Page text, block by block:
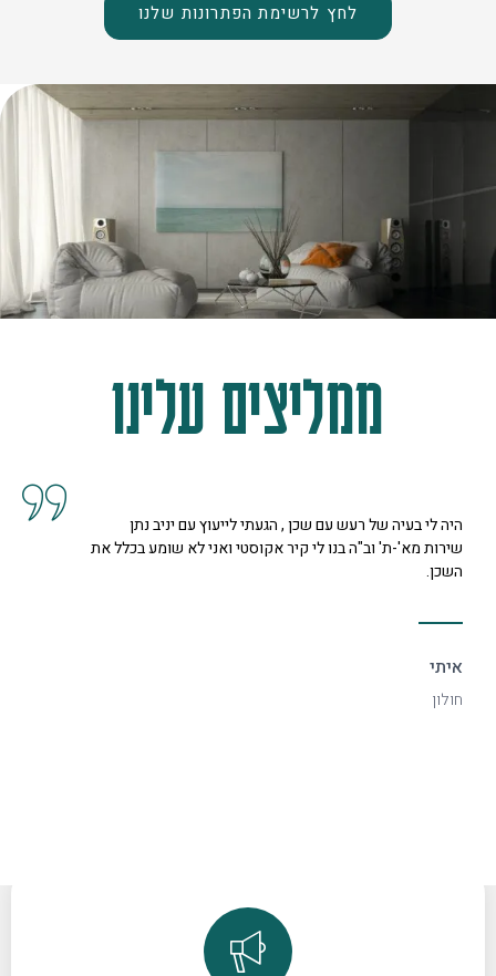
לחץ לרשימת הפתרונות שלנו
ממליצים עלינו
קיבלנו שרות מצוין, הסברים ותשובות לכל השאלות מנציגה
נחמדה מאוד בשם קרן היא המליצה לנו על פיתרון להד בחלל
דקורטיבי ויפה.
ספיר
רמת גן